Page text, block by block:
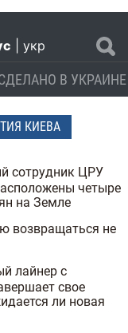
укр
В УКРАИНЕ
КИЕВА
сотрудник ЦРУ
четыре
на Земле
возвращаться не
лайнер с
свое
ли новая